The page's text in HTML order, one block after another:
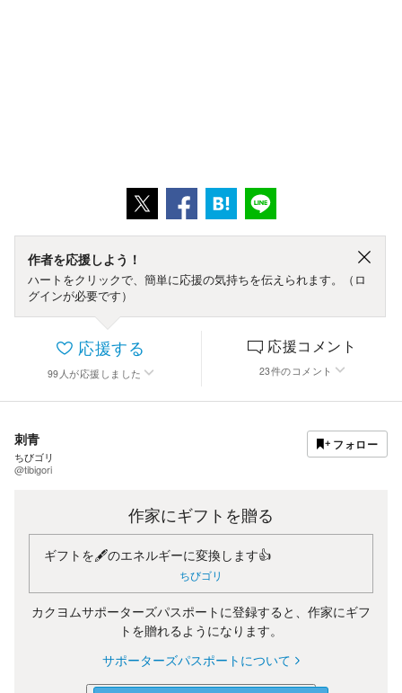
作者を応援しよう！
ハートをクリックで、簡単に応援の気持ちを伝えられます。（ロ
グインが必要です）
応援する
99 人 が応援しました
応援コメント
23件のコメント
刺青
ちびゴリ
@tibigori
フォロー
作家にギフトを贈る
ギフトを🖋のエネルギーに変換します👍
ちびゴリ
カクヨムサポーターズパスポートに登録すると、作家にギフ
トを贈れるようになります。
サポーターズパスポートについて